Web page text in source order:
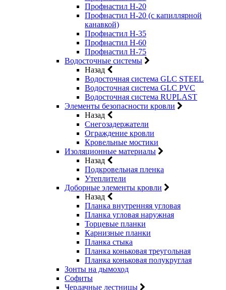
Профнастил Н-20
Профнастил Н-20 (с капиллярной
канавкой)
Профнастил Н-35
Профнастил Н-60
Профнастил Н-75
Водосточные системы
Назад
Водосточная система GLC STEEL
Водосточная система GLC PVC
Водосточная система RUPLAST
Элементы безопасности кровли
Назад
Снегозадержатели
Ограждение кровли
Кровельные мостики
Изоляционные материалы
Назад
Подкровельная пленка
Утеплители
Доборные элементы кровли
Назад
Планка внутренняя угловая
Планка угловая наружная
Торцевые планки
Карнизные планки
Планка стыка
Планка коньковая треугольная
Планка коньковая полукруглая
Зонты на дымоход
Софиты
Чердачные лестницы